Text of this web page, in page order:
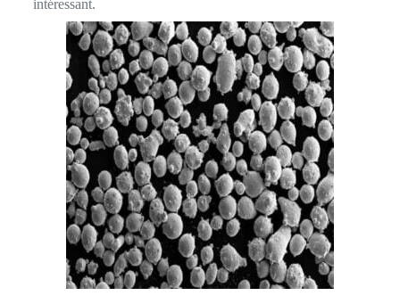
intéressant.